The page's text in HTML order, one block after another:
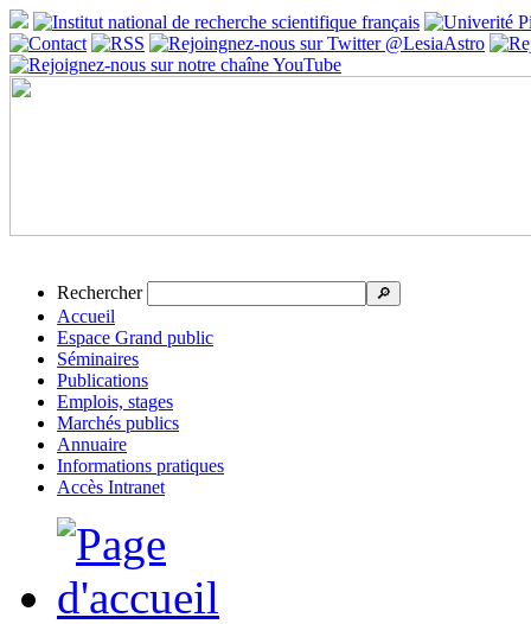
Rechercher 🔎
Accueil
Espace Grand public
Séminaires
Publications
Emplois, stages
Marchés publics
Annuaire
Informations pratiques
Accès Intranet